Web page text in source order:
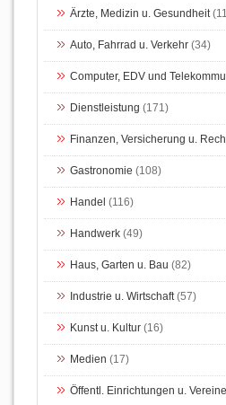
Ärzte, Medizin u. Gesundheit
Auto, Fahrrad u. Verkehr (34)
Computer, EDV und
Dienstleistung (171)
Finanzen, Versicherung u.
Gastronomie (108)
Handel (116)
Handwerk (49)
Haus, Garten u. Bau (82)
Industrie u. Wirtschaft(57)
Kunst u. Kultur (16)
Medien (17)
Öffentl. Einrichtungen u. Vereine